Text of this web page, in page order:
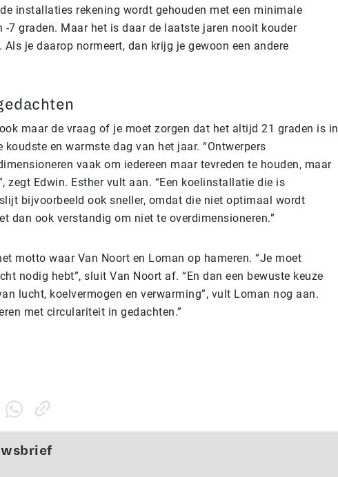
installaties rekening wordt gehouden met een minimale
-7 graden. Maar het is daar de laatste jaren nooit kouder
Als je daarop normeert, dan krijg je gewoon een andere
maar de vraag of je moet zorgen dat het altijd 21 graden is in
koudste en warmste dag van het jaar. “Ontwerpers
vaak om iedereen maar tevreden te houden, maar
zegt Edwin. Esther vult aan. “Een koelinstallatie die is
bijvoorbeeld ook sneller, omdat die niet optimaal wordt
dan ook verstandig om niet te overdimensioneren.”
motto waar Van Noort en Loman op hameren. “Je moet
nodig hebt”, sluit Van Noort af. “En dan een bewuste keuze
lucht, koelvermogen en verwarming”, vult Loman nog aan.
met circulariteit in gedachten.”